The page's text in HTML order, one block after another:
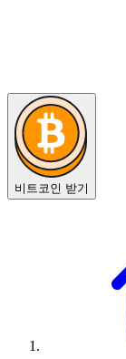
비트코인 받기